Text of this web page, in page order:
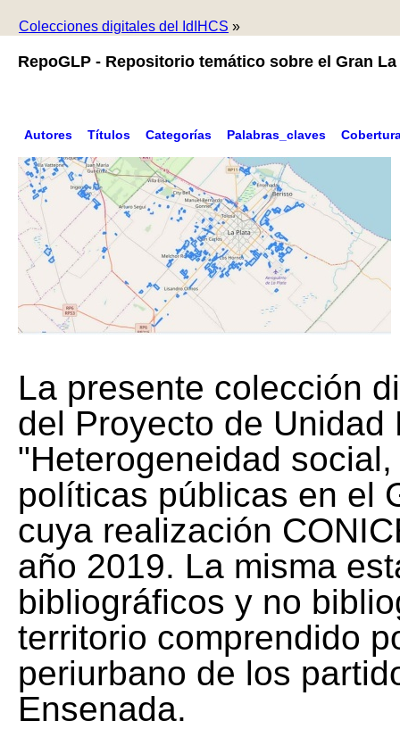
Colecciones digitales del IdIHCS »
RepoGLP - Repositorio temático sobre el Gran La
Autores Títulos Categorías Palabras_claves
La presente colección
del Proyecto de Unidad
"Heterogeneidad
políticas públicas en el
cuya realización
año 2019. La misma
bibliográficos y no
territorio comprendido
periurbano de los
Ensenada.